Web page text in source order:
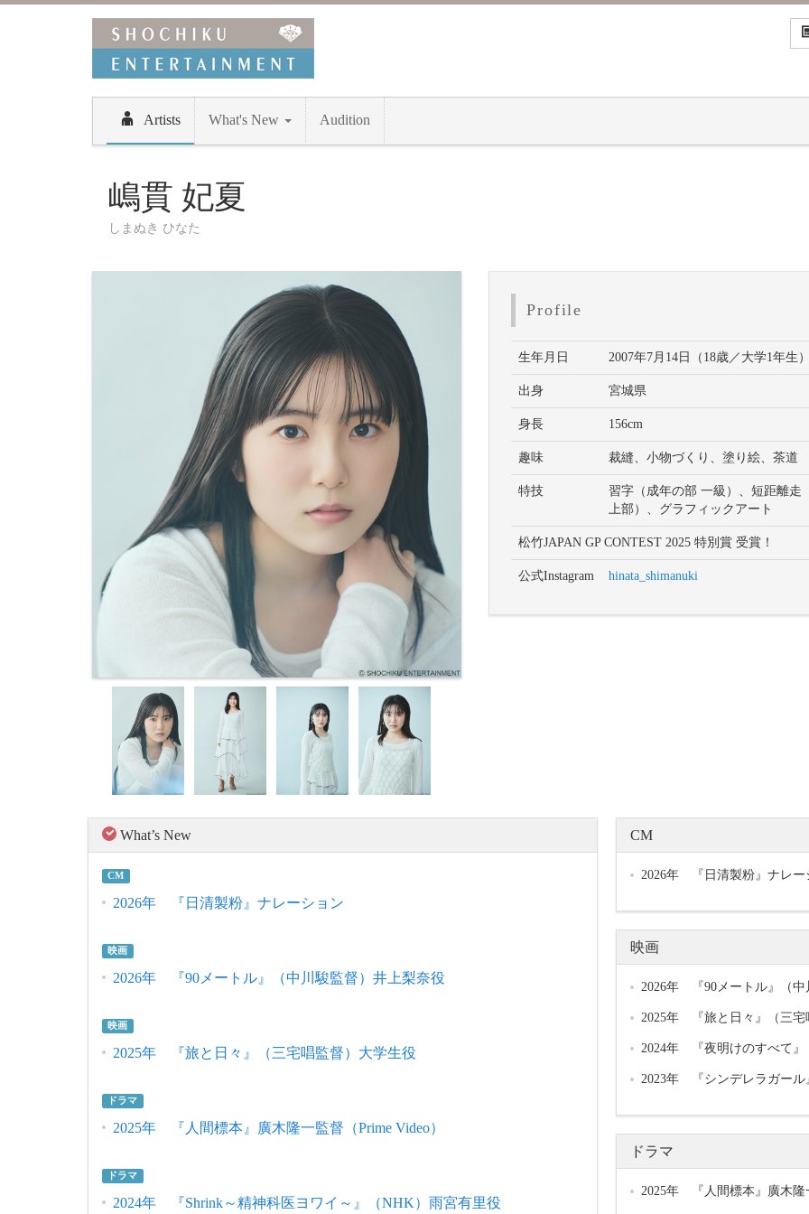
Artists What's New Audition
嶋貫 妃夏
しまぬき ひなた
Profile
生年月日 2007年7月14日（18歳／大学1年生
出身 宮城県
身長 156cm
趣味 裁縫、小物づくり、塗り絵、茶道
特技
習字（成年の部 一級）、短距離走
上部）、グラフィックアート
松竹JAPAN GP CONTEST 2025 特別賞 受賞！
公式Instagram hinata_shimanuki
What’s New
CM
2026年 『日清製粉』ナレーション
映画
2026年 『90メートル』（中川駿監督）井上梨奈役
映画
2025年 『旅と日々』（三宅唱監督）大学生役
ドラマ
2025年 『人間標本』廣木隆一監督（Prime Video）
ドラマ
2024年 『Shrink～精神科医ヨワイ～』（NHK）雨宮有里役
CM
2026年 『日清製粉』ナレー
映画
2026年 『90メートル』（中
2025年 『旅と日々』（三宅
2024年 『夜明けのすべて』
2023年 『シンデレラガール
ドラマ
2025年 『人間標本』廣木隆